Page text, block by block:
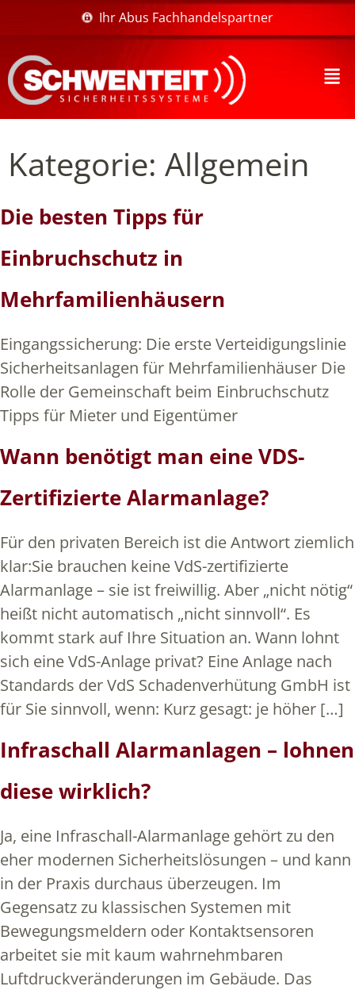
Ihr Abus Fachhandelspartner
Kategorie: Allgemein
Die besten Tipps für
Einbruchschutz in
Mehrfamilienhäusern
Eingangssicherung: Die erste Verteidigungslinie
Sicherheitsanlagen für Mehrfamilienhäuser Die
Rolle der Gemeinschaft beim Einbruchschutz
Tipps für Mieter und Eigentümer
Wann benötigt man eine VDS-
Zertifizierte Alarmanlage?
Für den privaten Bereich ist die Antwort ziemlich
klar:Sie brauchen keine VdS-zertifizierte
Alarmanlage – sie ist freiwillig. Aber „nicht nötig“
heißt nicht automatisch „nicht sinnvoll“. Es
kommt stark auf Ihre Situation an. Wann lohnt
sich eine VdS-Anlage privat? Eine Anlage nach
Standards der VdS Schadenverhütung GmbH ist
für Sie sinnvoll, wenn: Kurz gesagt: je höher […]
Infraschall Alarmanlagen – lohnen
diese wirklich?
Ja, eine Infraschall-Alarmanlage gehört zu den
eher modernen Sicherheitslösungen – und kann
in der Praxis durchaus überzeugen. Im
Gegensatz zu klassischen Systemen mit
Bewegungsmeldern oder Kontaktsensoren
arbeitet sie mit kaum wahrnehmbaren
Luftdruckveränderungen im Gebäude. Das